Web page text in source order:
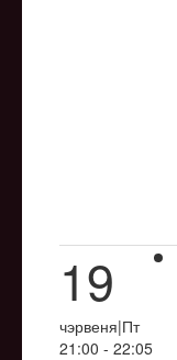
19
чэрвеня|Пт
21:00 - 22:05